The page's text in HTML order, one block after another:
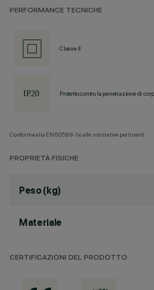
PERFORMANCE TECNICHE
Classe II
Protetto contro la penetrazione di
Conforme alla EN60598-1 e alle normative pertinenti.
PROPRIETÀ FISICHE
Peso (kg)
Materiale
CERTIFICAZIONI DEL PRODOTTO